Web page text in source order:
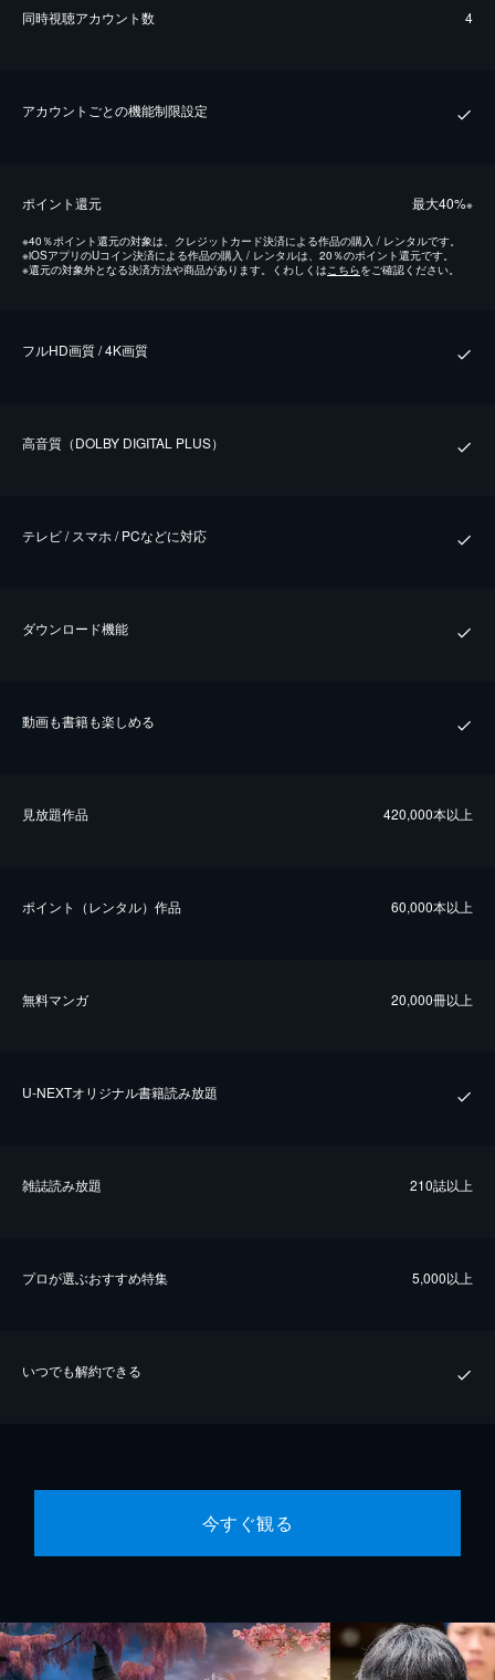
同時視聴アカウント数 4
アカウントごとの機能制限設定
ポイント還元 最⼤40%※
※40％ポイント還元の対象は、クレジットカード決済による作品の購入 / レンタルです。
※iOSアプリのUコイン決済による作品の購入 / レンタルは、20％のポイント還元です。
※還元の対象外となる決済方法や商品があります。くわしくは こちらをご確認ください。
フルHD画質 / 4K画質
⾼⾳質（DOLBY DIGITAL PLUS）
テレビ / スマホ / PCなどに対応
ダウンロード機能
動画も書籍も楽しめる
⾒放題作品 420,000本以上
ポイント（レンタル）作品 60,000本以上
無料マンガ 20,000冊以上
U-NEXTオリジナル書籍読み放題
雑誌読み放題 210誌以上
プロが選ぶおすすめ特集 5,000以上
いつでも解約できる
今すぐ観る